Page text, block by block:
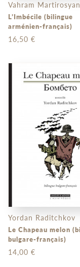
Vahram Martirosyan
L’Imbécile (bilingue
arménien-français)
16,50 €
Yordan Raditchkov
Le Chapeau melon (bilingue
bulgare-français)
14,00 €